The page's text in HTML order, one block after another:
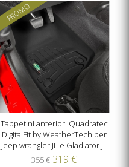
PROMO
Tappetini anteriori Quadratec
DigitalFit by WeatherTech per
Jeep wrangler JL e Gladiator JT
355 € 319 €